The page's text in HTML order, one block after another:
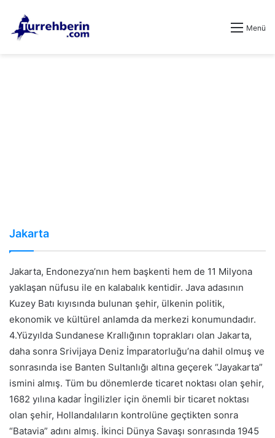
Menü
Jakarta
Jakarta, Endonezya’nın hem başkenti hem de 11 Milyona
yaklaşan nüfusu ile en kalabalık kentidir. Java adasının
Kuzey Batı kıyısında bulunan şehir, ülkenin politik,
ekonomik ve kültürel anlamda da merkezi konumundadır.
4.Yüzyılda Sundanese Krallığının toprakları olan Jakarta,
daha sonra Srivijaya Deniz İmparatorluğu’na dahil olmuş ve
sonrasında ise Banten Sultanlığı altına geçerek “Jayakarta”
ismini almış. Tüm bu dönemlerde ticaret noktası olan şehir,
1682 yılına kadar İngilizler için önemli bir ticaret noktası
olan şehir, Hollandalıların kontrolüne geçtikten sonra
“Batavia” adını almış. İkinci Dünya Savaşı sonrasında 1945